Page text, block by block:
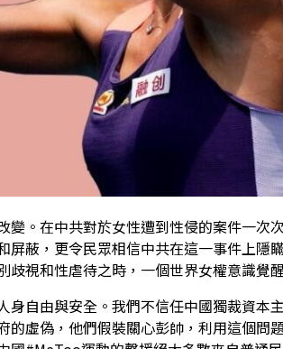
。在中共對於女性遭到性侵的案件一次
屏蔽，更令民眾相信中共在這一事件上
視和性虐待之時，一個世界女權意識覺
自由與安全。我們不信任中國獨裁資本
虛偽，他們假裝關心彭帥，利用這個問